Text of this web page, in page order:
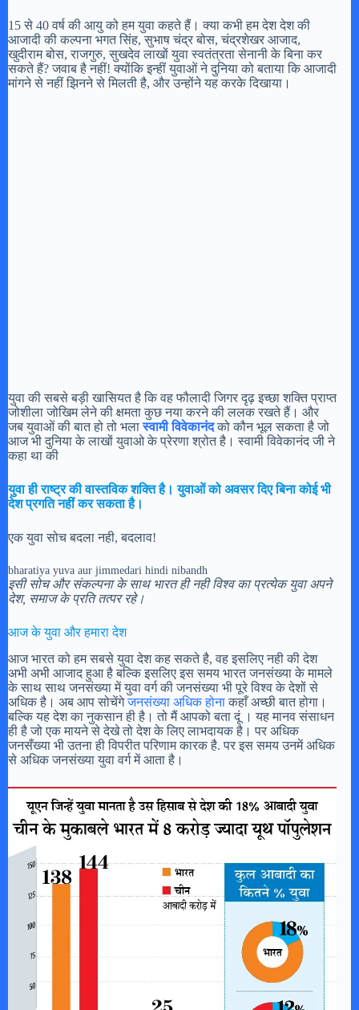
15 से 40 वर्ष की आयु को हम युवा कहते हैं। क्या कभी हम देश देश की
आजादी की कल्पना भगत सिंह, सुभाष चंद्र बोस, चंद्रशेखर आजाद,
खुदीराम बोस, राजगुरु, सुखदेव लाखों युवा स्वतंत्रता सेनानी के बिना कर
सकते हैं? जवाब है नहीं! क्योंकि इन्हीं युवाओं ने दुनिया को बताया कि आजादी
मांगने से नहीं झिनने से मिलती है, और उन्होंने यह करके दिखाया।
युवा की सबसे बड़ी खासियत है कि वह फौलादी जिगर दृढ़ इच्छा शक्ति प्राप्त
जोशीला जोखिम लेने की क्षमता कुछ नया करने की ललक रखते हैं। और
जब युवाओं की बात हो तो भलास्वामी विवेकानंद को कौन भूल सकता है जो
आज भी दुनिया के लाखों युवाओ के प्रेरणा श्रोत है। स्वामी विवेकानंद जी ने
कहा था की
युवा ही राष्ट्र की वास्तविक शक्ति है। युवाओं को अवसर दिए बिना कोई भी
देश प्रगति नहीं कर सकता है।
एक युवा सोच बदला नही, बदलाव!
bharatiya yuva aur jimmedari hindi nibandh
इसी सोच और संकल्पना के साथ भारत ही नही विश्व का प्रत्येक युवा अपने
देश, समाज के प्रति तत्पर रहे।
आज के युवा और हमारा देश
आज भारत को हम सबसे युवा देश कह सकते है, वह इसलिए नही की देश
अभी अभी आजाद हुआ है बल्कि इसलिए इस समय भारत जनसंख्या के मामले
के साथ साथ जनसंख्या में युवा वर्ग की जनसंख्या भी पूरे विश्व के देशों से
अधिक है। अब आप सोचेंगेजनसंख्या अधिक होनाकहाँ अच्छी बात होगा।
बल्कि यह देश का नुकसान ही है। तो मैं आपको बता दूं । यह मानव संसाधन
ही है जो एक मायने से देखे तो देश के लिए लाभदायक है। पर अधिक
जनसँख्या भी उतना ही विपरीत परिणाम कारक है. पर इस समय उनमें अधिक
से अधिक जनसंख्या युवा वर्ग में आता है।